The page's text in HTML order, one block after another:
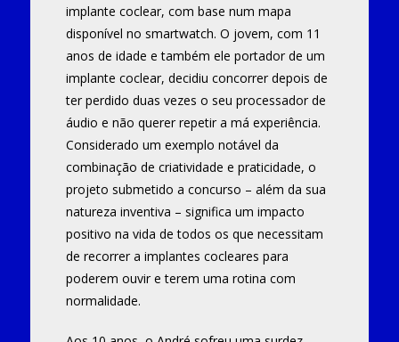
implante coclear, com base num mapa
disponível no smartwatch. O jovem, com 11
anos de idade e também ele portador de um
implante coclear, decidiu concorrer depois de
ter perdido duas vezes o seu processador de
áudio e não querer repetir a má experiência.
Considerado um exemplo notável da
combinação de criatividade e praticidade, o
projeto submetido a concurso – além da sua
natureza inventiva – significa um impacto
positivo na vida de todos os que necessitam
de recorrer a implantes cocleares para
poderem ouvir e terem uma rotina com
normalidade.